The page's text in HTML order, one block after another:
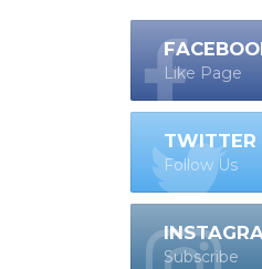
Like Page
TWITTER
Follow Us
Subscribe